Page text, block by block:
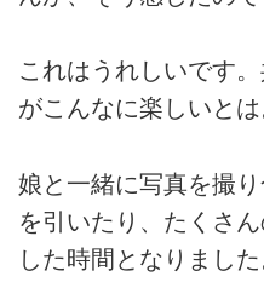
これはうれしいです
がこんなに楽しいとは
娘と一緒に写真を撮
を引いたり、たくさ
した時間となりました